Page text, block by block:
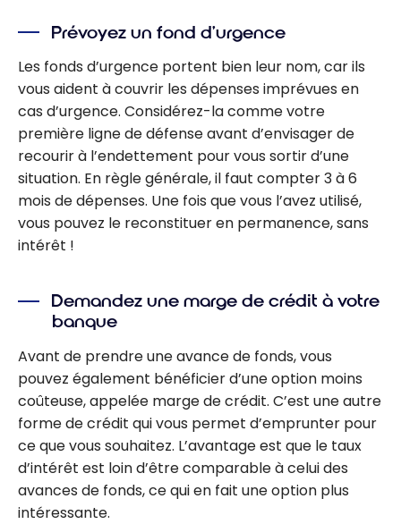
Prévoyez un fond d’urgence
Les fonds d’urgence portent bien leur nom, car ils
vous aident à couvrir les dépenses imprévues en
cas d’urgence. Considérez-la comme votre
première ligne de défense avant d’envisager de
recourir à l’endettement pour vous sortir d’une
situation. En règle générale, il faut compter 3 à 6
mois de dépenses. Une fois que vous l’avez utilisé,
vous pouvez le reconstituer en permanence, sans
intérêt !
Demandez une marge de crédit à votre
banque
Avant de prendre une avance de fonds, vous
pouvez également bénéficier d’une option moins
coûteuse, appelée marge de crédit. C’est une autre
forme de crédit qui vous permet d’emprunter pour
ce que vous souhaitez. L’avantage est que le taux
d’intérêt est loin d’être comparable à celui des
avances de fonds, ce qui en fait une option plus
intéressante.